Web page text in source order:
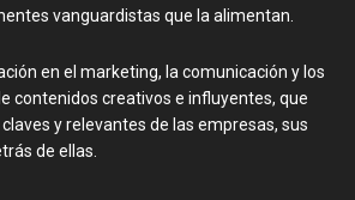
vanguardistas que la alimentan.
en el marketing, la comunicación y los
contenidos creativos e influyentes, que
y relevantes de las empresas, sus
de ellas.